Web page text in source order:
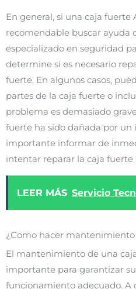
En general, si una caja fuerte
recomendable buscar ayuda
especializado en seguridad
determine si es necesario
fuerte. En algunos casos,
partes de la caja fuerte o
problema es demasiado
fuerte ha sido dañada por un
importante informar de
intentar reparar la caja fuerte
LEER MÁS Servicio
¿Como hacer
El mantenimiento de una
importante para garantizar
funcionamiento adecuado. A